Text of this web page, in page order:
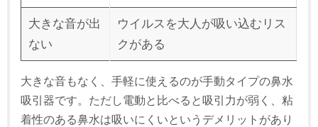
大きな音が出
ない
ウイルスを大人が吸い込むリス
クがある
大きな音もなく、手軽に使えるのが手動タイプの鼻水
吸引器です。ただし電動と比べると吸引力が弱く、粘
着性のある鼻水は吸いにくいというデメリットがあり